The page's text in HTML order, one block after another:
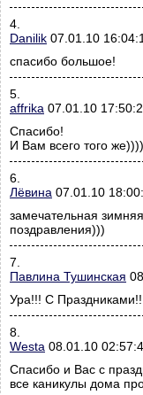
4.
Danilik 07.01.10
спасибо большое!
5.
affrika 07.01.10
Спасибо!
И Вам всего того
6.
Лёвина 07.01.10
замечательная
поздравления)))
7.
Павлина Тушинская
Ура!!! С
8.
Westa 08.01.10
Спасибо и Вас с
все каникулы дома